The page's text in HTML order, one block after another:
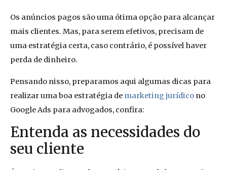
Os anúncios pagos são uma ótima opção para alcançar
mais clientes. Mas, para serem efetivos, precisam de
uma estratégia certa, caso contrário, é possível haver
perda de dinheiro.
Pensando nisso, preparamos aqui algumas dicas para
realizar uma boa estratégia de marketing jurídico no
Google Ads para advogados, confira:
Entenda as necessidades do
seu cliente